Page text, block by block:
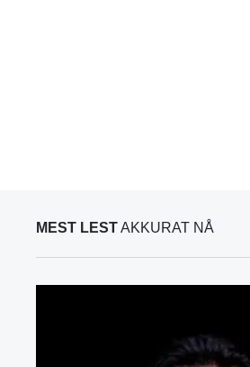
MEST LESTAKKURAT NÅ